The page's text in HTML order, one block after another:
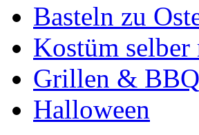
Basteln zu
Kostüm selber
Grillen & BBQ
Halloween